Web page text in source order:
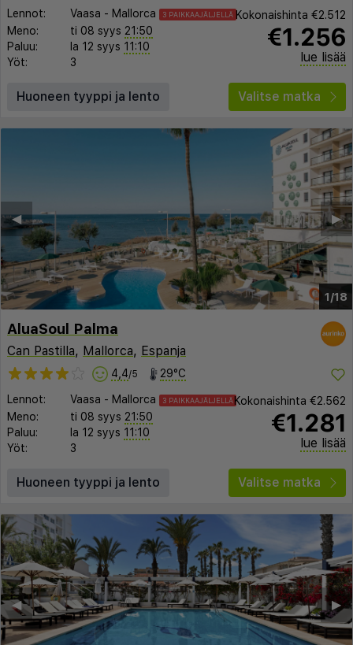
Lennot: Vaasa - Mallorca 3 PAIKKAAJÄLJELLÄ
Meno: ti 08 syys 21:50
Paluu:
la 12 syys 11:10
Yöt:
3
Kokonaishinta €2.512
€1.256
lue lisää
Huoneen tyyppi ja lento Valitse matka
1/18
▶︎
◀︎
AluaSoul Palma
Can Pastilla, Mallorca, Espanja
4,4/5 29°C
Lennot: Vaasa - Mallorca 3 PAIKKAAJÄLJELLÄ
Meno: ti 08 syys 21:50
Paluu:
la 12 syys 11:10
Yöt:
3
Kokonaishinta €2.562
€1.281
lue lisää
Huoneen tyyppi ja lento Valitse matka
▶︎
◀︎